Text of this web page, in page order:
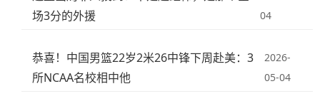
场3分的外援
04
恭喜！中国男篮22岁2米26中锋下周赴美：3
所NCAA名校相中他
2026-
05-04